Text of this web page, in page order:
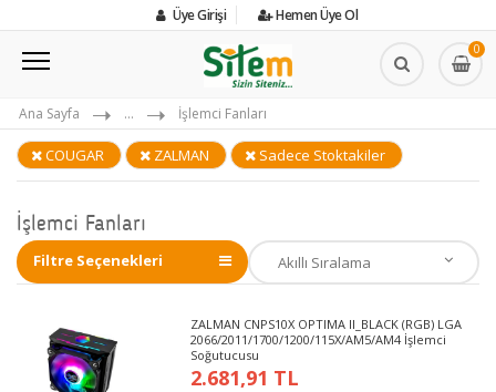
Üye Girişi Hemen Üye Ol
0
Ana Sayfa ... İşlemci Fanları
COUGAR ZALMAN Sadece Stoktakiler
İşlemci Fanları
Filtre Seçenekleri
ZALMAN CNPS10X OPTIMA II_BLACK (RGB) LGA
2066/2011/1700/1200/115X/AM5/AM4 İşlemci
Soğutucusu
2.681,91 TL